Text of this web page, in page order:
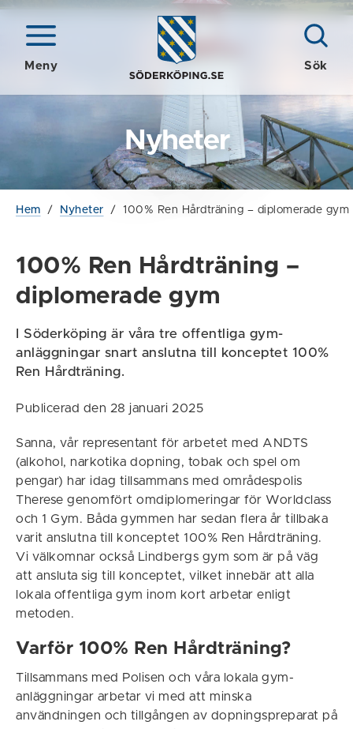
Meny Sök
Nyheter
Hem / Nyheter / 100% Ren Hårdträning – diplomerade gym
100% Ren Hårdträning –
diplomerade gym
I Söderköping är våra tre offentliga gym-
anläggningar snart anslutna till konceptet 100%
Ren Hårdträning.
Publicerad den 28 januari 2025
Sanna, vår representant för arbetet med ANDTS
(alkohol, narkotika dopning, tobak och spel om
pengar) har idag tillsammans med områdespolis
Therese genomfört omdiplomeringar för Worldclass
och 1 Gym. Båda gymmen har sedan flera år tillbaka
varit anslutna till konceptet 100% Ren Hårdträning.
Vi välkomnar också Lindbergs gym som är på väg
att ansluta sig till konceptet, vilket innebär att alla
lokala offentliga gym inom kort arbetar enligt
metoden.
Varför 100% Ren Hårdträning?
Tillsammans med Polisen och våra lokala gym-
anläggningar arbetar vi med att minska
användningen och tillgången av dopningspreparat på